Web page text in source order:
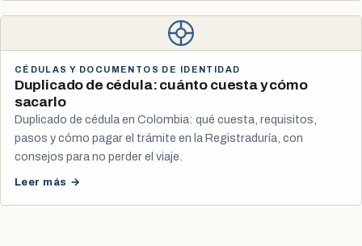
CÉDULAS Y DOCUMENTOS DE IDENTIDAD
Duplicado de cédula: cuánto cuesta y cómo
sacarlo
Duplicado de cédula en Colombia: qué cuesta, requisitos,
pasos y cómo pagar el trámite en la Registraduría, con
consejos para no perder el viaje.
Leer más →